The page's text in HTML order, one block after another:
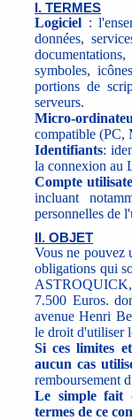
I. TERMES
Logiciel :
données,
symboles,
portions de
serveurs.
Micro-
compatible (PC,
Identifiants:
la connexion au
Compte
incluant
personnelles de
II. OBJET
Vous ne pouvez
obligations qui
ASTROQUICK,
7.500 Euros.
avenue Henri
le droit d'utiliser
Si ces limites
aucun cas
remboursement
Le simple fait
termes de ce